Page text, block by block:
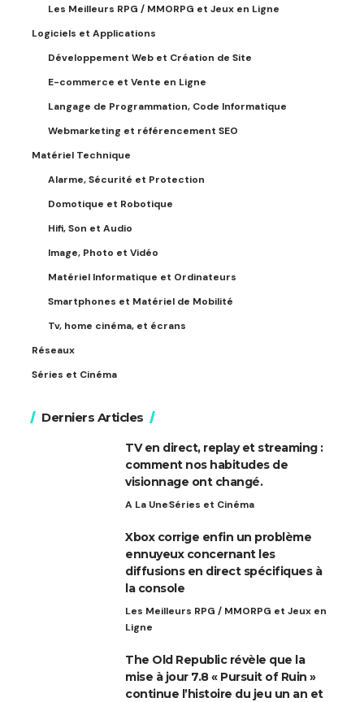
Les Meilleurs RPG / MMORPG et Jeux en Ligne
Logiciels et Applications
Développement Web et Création de Site
E-commerce et Vente en Ligne
Langage de Programmation, Code Informatique
Webmarketing et référencement SEO
Matériel Technique
Alarme, Sécurité et Protection
Domotique et Robotique
Hifi, Son et Audio
Image, Photo et Vidéo
Matériel Informatique et Ordinateurs
Smartphones et Matériel de Mobilité
Tv, home cinéma, et écrans
Réseaux
Séries et Cinéma
Derniers Articles
TV en direct, replay et streaming :
comment nos habitudes de
visionnage ont changé.
A La UneSéries et Cinéma
Xbox corrige enfin un problème
ennuyeux concernant les
diffusions en direct spécifiques à
la console
Les Meilleurs RPG / MMORPG et Jeux en
Ligne
The Old Republic révèle que la
mise à jour 7.8 « Pursuit of Ruin »
continue l’histoire du jeu un an et